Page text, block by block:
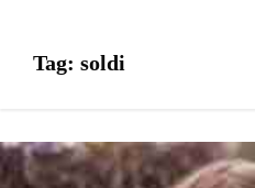
Tag: soldi